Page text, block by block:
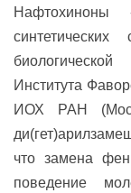
Института
ИОХ РАН
что замена
поведение